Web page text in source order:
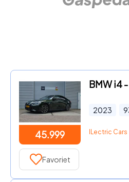
45.999
2023
ILectric Cars
Favoriet